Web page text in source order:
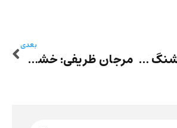
ف. دشتی: هوشنگ گلشیری، نو- حروفیِ داستان فارسی
بعدی
مرجان ظریفی: خشم یک زن سرخپوست